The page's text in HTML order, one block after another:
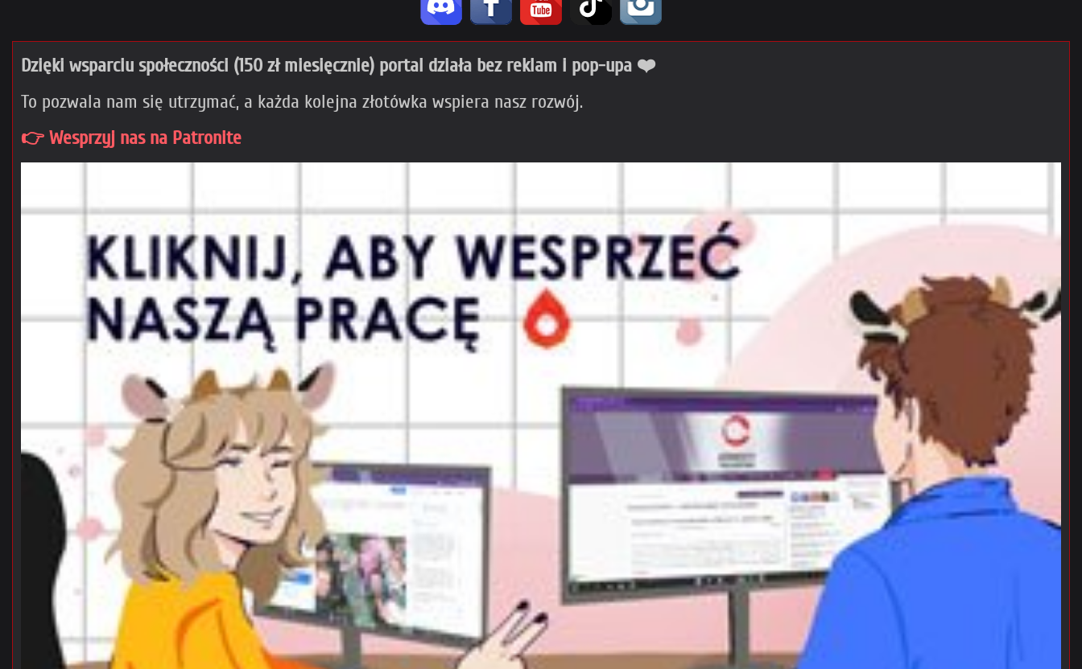
Dzięki wsparciu społeczności (150 zł miesięcznie) portal działa bez reklam i pop-upa ❤️
To pozwala nam się utrzymać, a każda kolejna złotówka wspiera nasz rozwój.
👉 Wesprzyj nas na Patronite